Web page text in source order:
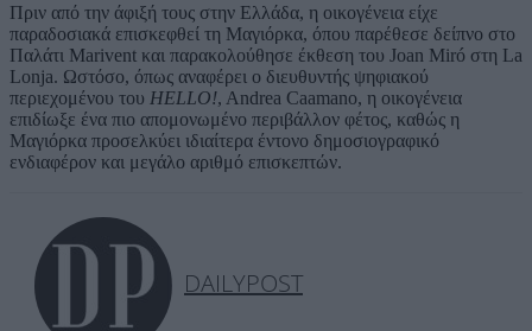
Πριν από την άφιξή τους στην Ελλάδα, η οικογένεια είχε
παραδοσιακά επισκεφθεί τη Μαγιόρκα, όπου παρέθεσε δείπνο στο
Παλάτι Marivent και παρακολούθησε έκθεση του Joan Miró στη La
Lonja. Ωστόσο, όπως αναφέρει ο διευθυντής ψηφιακού
περιεχομένου του HELLO!, Andrea Caamano, η οικογένεια
επιδίωξε ένα πιο απομονωμένο περιβάλλον φέτος, καθώς η
Μαγιόρκα προσελκύει ιδιαίτερα έντονο δημοσιογραφικό
ενδιαφέρον και μεγάλο αριθμό επισκεπτών.
DAILYPOST